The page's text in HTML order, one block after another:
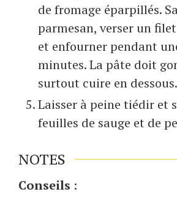
de fromage éparpillés.
parmesan, verser un
et enfourner pendant
minutes. La pâte doit
surtout cuire en dessous.
Laisser à peine tiédir et
feuilles de sauge et de
NOTES
Conseils :